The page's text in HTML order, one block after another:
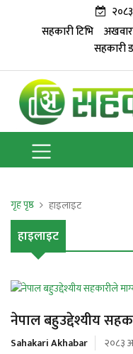
सहकारी टिभि
सहकारी
गृह पृष्ठ हाइलाइट
हाइलाइट
नेपाल बहुउद्देश्यीय
Sahakari Akhabar
२०८३